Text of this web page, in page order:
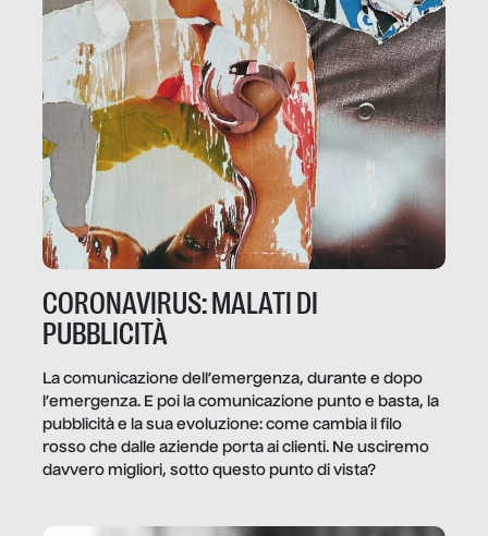
CORONAVIRUS: MALATI DI
PUBBLICITÀ
La comunicazione dell’emergenza, durante e dopo
l’emergenza. E poi la comunicazione punto e basta, la
pubblicità e la sua evoluzione: come cambia il filo
rosso che dalle aziende porta ai clienti. Ne usciremo
davvero migliori, sotto questo punto di vista?